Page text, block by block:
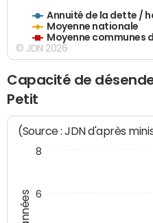
Annuité de la dette /
Moyenne nationale
Moyenne communes
© JDN 2026
Capacité de
Petit
(Source : JDN d'après
6
8